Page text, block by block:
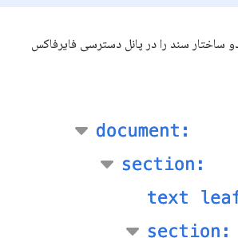
سند را در پانل دسترسی فایرفاکس